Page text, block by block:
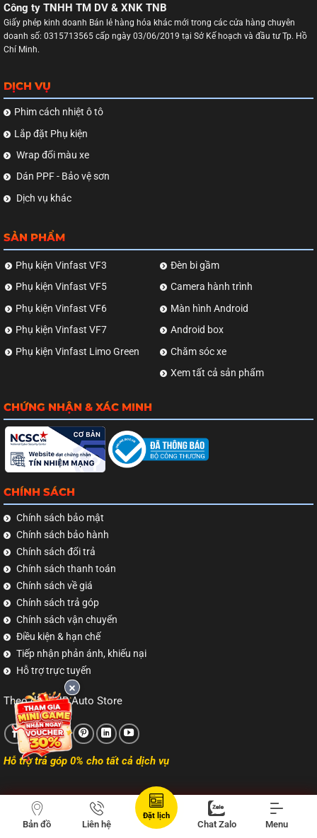
Công ty TNHH TM DV & XNK TNB
Giấy phép kinh doanh Bán lẻ hàng hóa khác mới trong các cửa hàng chuyên
doanh số: 0315713565 cấp ngày 03/06/2019 tại Sở Kế hoạch và đầu tư Tp. Hồ
Chí Minh.
DỊCH VỤ
Phim cách nhiệt ô tô
Lắp đặt Phụ kiện
Wrap đổi màu xe
Dán PPF - Bảo vệ sơn
Dịch vụ khác
SẢN PHẨM
Phụ kiện Vinfast VF3
Phụ kiện Vinfast VF5
Phụ kiện Vinfast VF6
Phụ kiện Vinfast VF7
Phụ kiện Vinfast Limo Green
Đèn bi gầm
Camera hành trình
Màn hình Android
Android box
Chăm sóc xe
Xem tất cả sản phẩm
CHỨNG NHẬN & XÁC MINH
CHÍNH SÁCH
Chính sách bảo mật
Chính sách bảo hành
Chính sách đổi trả
Chính sách thanh toán
Chính sách về giá
Chính sách trả góp
Chính sách vận chuyển
Điều kiện & hạn chế
Tiếp nhận phản ánh, khiếu nại
Hỗ trợ trực tuyến
Theo dõi TNB Auto Store
Hỗ trợ trả góp 0% cho tất cả dịch vụ
Copyright 2026 © tnbvn.com
Bản đồ Liên hệ
Đặt lịch
Chat Zalo Menu